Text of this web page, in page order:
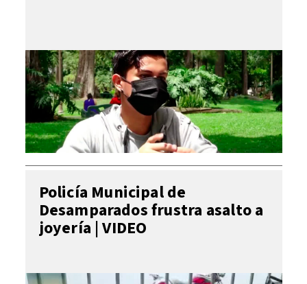
Policía Municipal de
Desamparados frustra asalto a
joyería | VIDEO